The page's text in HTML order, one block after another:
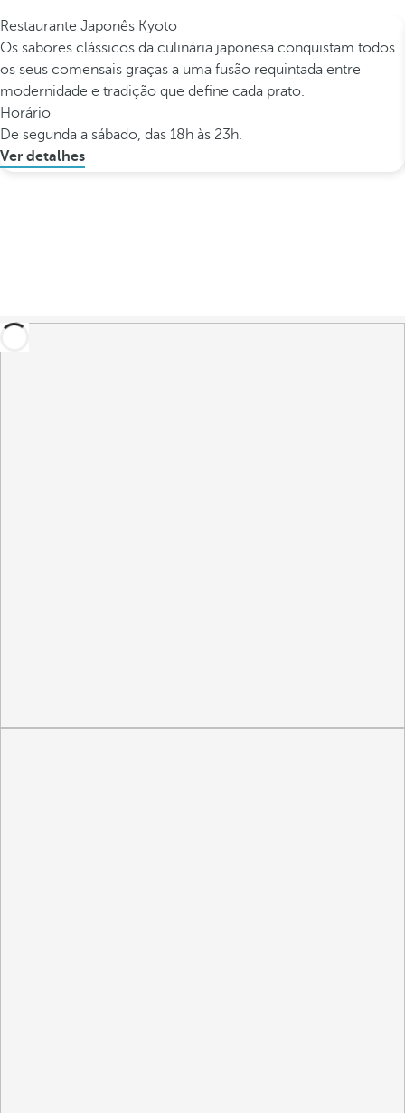
Restaurante Japonês Kyoto
Os sabores clássicos da culinária japonesa conquistam todos
os seus comensais graças a uma fusão requintada entre
modernidade e tradição que define cada prato.
Horário
De segunda a sábado, das 18h às 23h.
Ver detalhes